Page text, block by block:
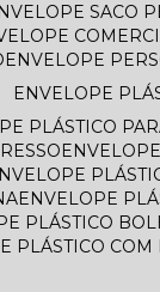
ENVELOPE SACO
ENVELOPE
ENVELOPE
PLÁSTICO
ENVELOPE
ENVELOPE
PLÁSTICO
PLÁSTICO COM